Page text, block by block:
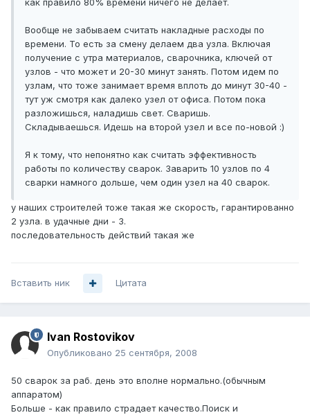
как правило 80% времени ничего не делает.
Вообще не забываем считать накладные расходы по
времени. То есть за смену делаем два узла. Включая
получение с утра материалов, сварочника, ключей от
узлов - что может и 20-30 минут занять. Потом идем по
узлам, что тоже занимает время вплоть до минут 30-40 -
тут уж смотря как далеко узел от офиса. Потом пока
разложишься, наладишь свет. Сваришь.
Складываешься. Идешь на второй узел и все по-новой :)
Я к тому, что непонятно как считать эффективность
работы по количеству сварок. Заварить 10 узлов по 4
сварки намного дольше, чем один узел на 40 сварок.
у наших строителей тоже такая же скорость, гарантированно
2 узла. в удачные дни - 3.
последовательность действий такая же
Вставить ник Цитата
Ivan Rostovikov
Опубликовано 25 сентября, 2008
50 сварок за раб. день это вполне нормально.(обычным
аппаратом)
Больше - как правило страдает качество.Поиск и